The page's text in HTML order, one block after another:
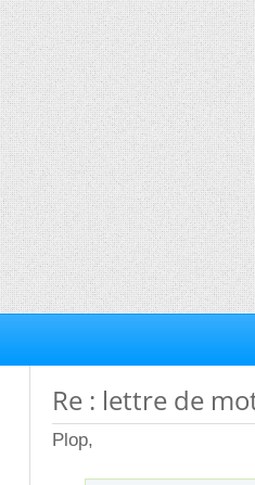
Re : lettre de
Plop,